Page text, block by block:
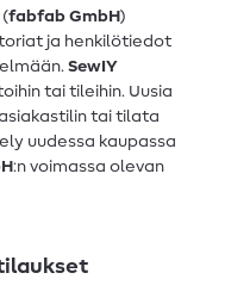
(fabfab GmbH)
ja henkilötiedot
SewIY
tai tileihin. Uusia
tai tilata
uudessa kaupassa
:n voimassa olevan